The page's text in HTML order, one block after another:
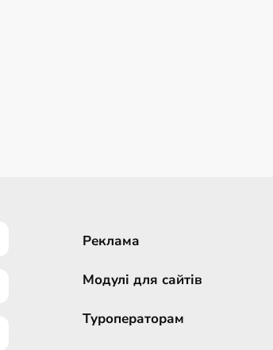
Реклама
Модулі для сайтів
Туроператорам